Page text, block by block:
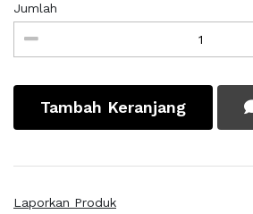
Jumlah
Tambah Keranjang
Laporkan Produk